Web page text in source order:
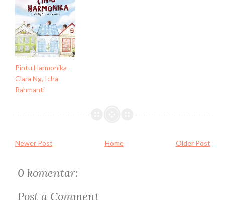
Pintu Harmonika -
Clara Ng, Icha
Rahmanti
Newer Post Older Post
Home
0 komentar:
Post a Comment